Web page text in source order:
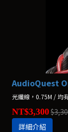
AudioQuest
光纖線，0.75M / 均
NT$3,300
詳細介紹